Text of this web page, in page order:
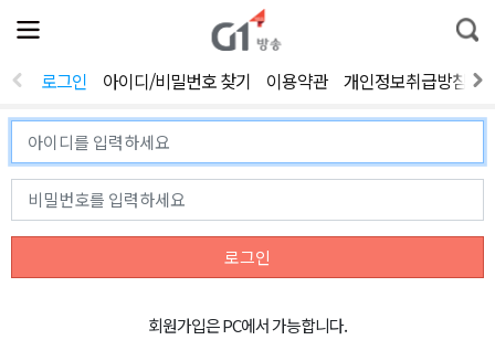
전
체
뉴
열
통
합
색
로그인 아이디/비밀번호 찾기 이용약관 개인정보취급방침
로그인
회원가입은 PC에서 가능합니다.